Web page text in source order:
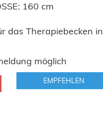
160 cm
das Therapiebecken in
möglich
EMPFEHLEN